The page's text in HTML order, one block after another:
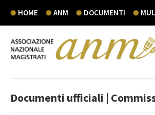
HOME ANM DOCUMENTI
Documenti ufficiali |